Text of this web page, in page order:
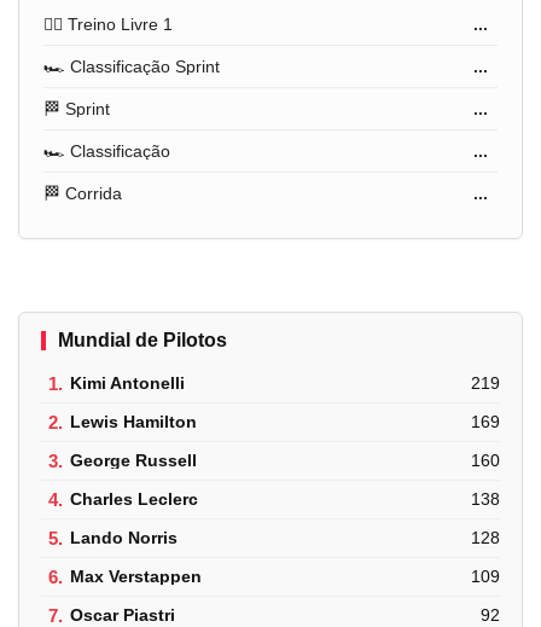
🏋️‍♂️ Treino Livre 1
...
🏎️ Classificação Sprint ...
🏁 Sprint ...
🏎️ Classificação ...
🏁 Corrida ...
Mundial de Pilotos
1. Kimi Antonelli 219
2. Lewis Hamilton 169
3. George Russell 160
4. Charles Leclerc 138
5. Lando Norris 128
6. Max Verstappen 109
7. Oscar Piastri 92